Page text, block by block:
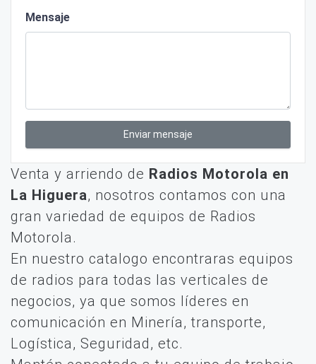
Mensaje
Enviar mensaje
Venta y arriendo de Radios Motorola en
La Higuera, nosotros contamos con una
gran variedad de equipos de Radios
Motorola.
En nuestro catalogo encontraras equipos
de radios para todas las verticales de
negocios, ya que somos líderes en
comunicación en Minería, transporte,
Logística, Seguridad, etc.